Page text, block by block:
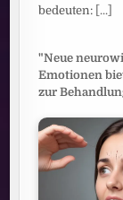
bedeuten: [...]
"Neue
Emotionen
zur